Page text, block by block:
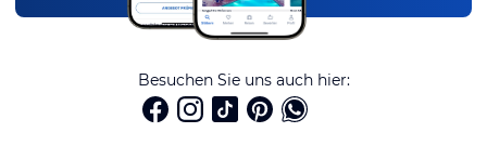
Besuchen Sie uns auch hier: